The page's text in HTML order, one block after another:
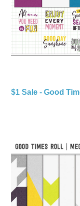
$1 Sale - Good